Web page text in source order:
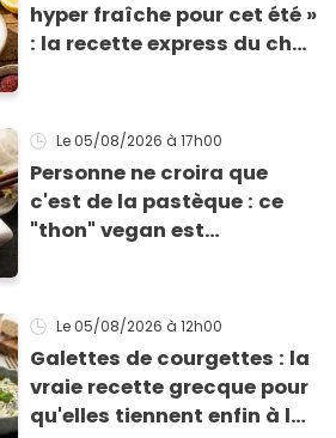
hyper fraîche pour cet été »
: la recette express du chef
grillades
Le 05/08/2026 à 17h00
Personne ne croira que
c'est de la pastèque : ce
"thon" vegan est
Le 05/08/2026 à 12h00
Galettes de courgettes : la
vraie recette grecque pour
qu'elles tiennent enfin à la